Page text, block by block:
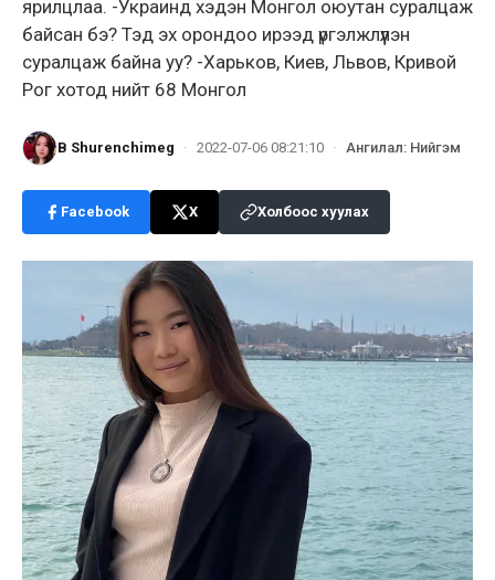
ярилцлаа. -Украинд хэдэн Монгол оюутан суралцаж
байсан бэ? Тэд эх орондоо ирээд үргэлжлүүлэн
суралцаж байна уу? -Харьков, Киев, Львов, Кривой
Рог хотод нийт 68 Монгол
B Shurenchimeg · 2022-07-06 08:21:10 · Ангилал: Нийгэм
Facebook X Холбоос хуулах